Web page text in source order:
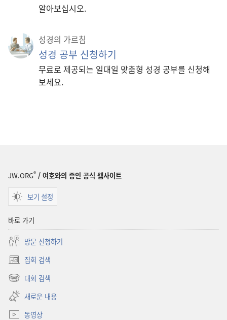
알아보십시오.
성경의 가르침
성경 공부 신청하기
무료로 제공되는 일대일 맞춤형 성경 공부를 신청해
보세요.
JW.ORG® / 여호와의 증인 공식 웹사이트
보기 설정
바로 가기
방문 신청하기
집회 검색
(새로운
창
대회 검색
(새로운
창
열기)
새로운 내용
동영상